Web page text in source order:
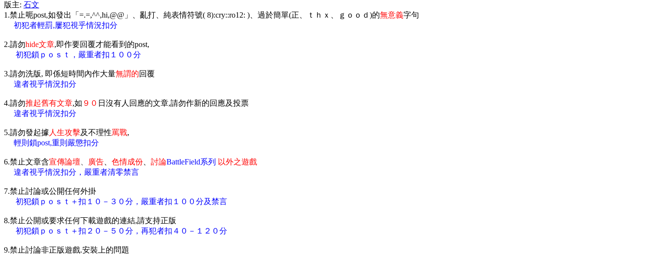
版主: 石文
1.禁止呃post,如發出「=.=,^^,hi,@@」、亂打、純表情符號( 8):cry::ro12: )、過於簡單(正、ｔｈｘ、ｇｏｏｄ)的無意義字句
初犯者輕罰,屢犯視乎情況扣分
2.請勿hide文章,即作要回覆才能看到的post,
初犯鎖ｐｏｓｔ，嚴重者扣１００分
3.請勿洗版, 即係短時間內作大量無謂的回覆
違者視乎情況扣分
4.請勿推起舊有文章,如 ９０ 日沒有人回應的文章,請勿作新的回應及投票
違者視乎情況扣分
5.請勿發起據 人生攻擊及不理性罵戰,
輕則鎖post,重則嚴懲扣分
6.禁止文章含宣傳論壇 廣告 色情成份 討論BattleField系列
以外之遊戲
違者視乎情況扣分，嚴重者清零禁言
7.禁止討論或公開任何外掛
初犯鎖ｐｏｓｔ＋扣１０－３０分，嚴重者扣１００分及禁言
8.禁止公開或要求任何下載遊戲的連結,請支持正版
初犯鎖ｐｏｓｔ＋扣２０－５０分，再犯者扣４０－１２０分
9.禁止討論非正版遊戲.安裝上的問題